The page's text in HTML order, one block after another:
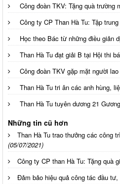
Công đoàn TKV: Tặng quà trường
Công ty CP Than Hà Tu: Tập
Học theo Bác từ những điều giản
Than Hà Tu đạt giải B tại Hội thi
Công đoàn TKV gặp mặt người
Than Hà Tu tri ân các anh hùng,
Than Hà Tu tuyên dương 21
Những tin cũ hơn
Than Hà Tu trao thưởng các công
(05/07/2021)
Công ty CP than Hà Tu: Tặng quà
Đảm bảo hiệu quả công tác đầu